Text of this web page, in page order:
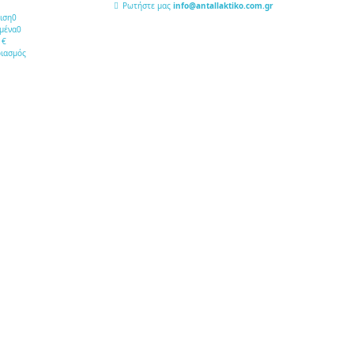
Ρωτήστε μαςinfo@antallaktiko.com.gr
0
0
€